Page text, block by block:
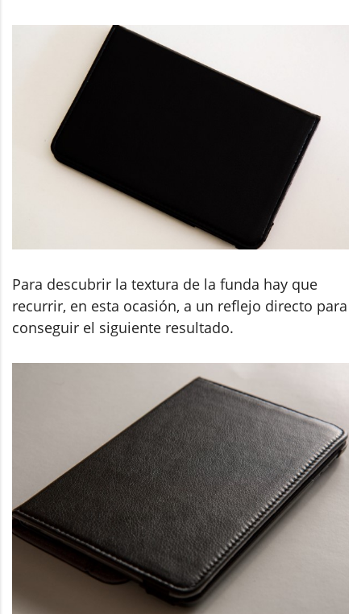
Para descubrir la textura de la funda hay que
recurrir, en esta ocasión, a un reflejo directo para
conseguir el siguiente resultado.